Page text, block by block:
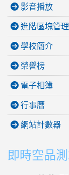
影音播放
進階區塊管理
學校簡介
榮譽榜
電子相簿
行事曆
網站計數器
即時空品